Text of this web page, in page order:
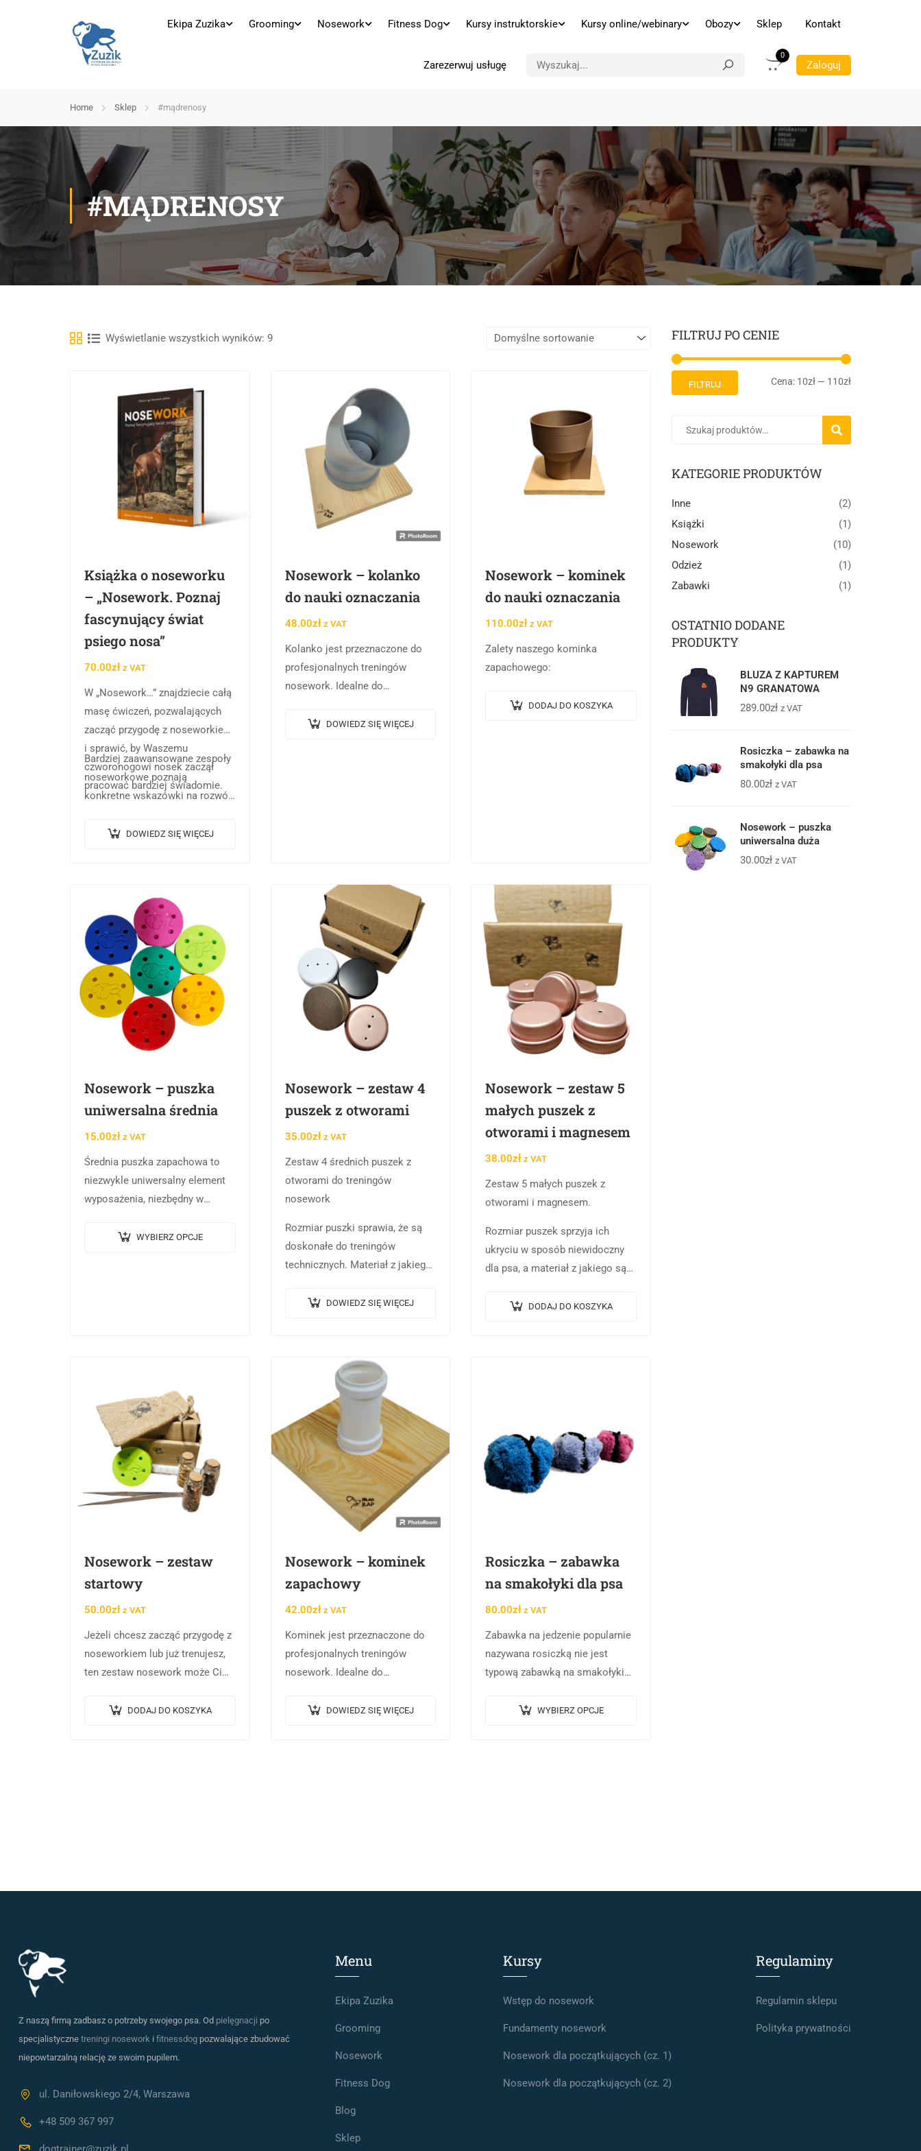
Ekipa Zuzika Grooming Nosework Fitness Dog Kursy instruktorskie Kursy online/webinary Obozy Sklep Kontakt
Zarezerwuj usługę
0
Zaloguj
Home Sklep #mądrenosy
#MĄDRENOSY
Wyświetlanie wszystkich wyników: 9
Książka o noseworku
– „Nosework. Poznaj
fascynujący świat
psiego nosa”
70.00zł z VAT
W „Nosework…” znajdziecie całą
masę ćwiczeń, pozwalających
zacząć przygodę z noseworkiem
i sprawić, by Waszemu
czworonogowi nosek zaczął
pracować bardziej świadomie.
Bardziej zaawansowane zespoły
noseworkowe poznają
konkretne wskazówki na rozwój
DOWIEDZ SIĘ WIĘCEJ
Nosework – kolanko
do nauki oznaczania
48.00zł z VAT
Kolanko jest przeznaczone do
profesjonalnych treningów
nosework. Idealne do
oraz ćwiczenia w domowym
DOWIEDZ SIĘ WIĘCEJ
Nosework – kominek
do nauki oznaczania
110.00zł z VAT
Zalety naszego kominka
zapachowego:
DODAJ DO KOSZYKA
Nosework – puszka
uniwersalna średnia
15.00zł z VAT
Średnia puszka zapachowa to
niezwykle uniwersalny element
wyposażenia, niezbędny w
noseworku. Doskonale
WYBIERZ OPCJE
Nosework – zestaw 4
puszek z otworami
35.00zł z VAT
Zestaw 4 średnich puszek z
otworami do treningów
nosework
Rozmiar puszki sprawia, że są
doskonałe do treningów
technicznych. Materiał z jakiego
podłoże przed pozostawieniem
DOWIEDZ SIĘ WIĘCEJ
Nosework – zestaw 5
małych puszek z
otworami i magnesem
38.00zł z VAT
Zestaw 5 małych puszek z
otworami i magnesem.
Rozmiar puszek sprzyja ich
ukryciu w sposób niewidoczny
dla psa, a materiał z jakiego są
przed pozostawieniem na nim…
DODAJ DO KOSZYKA
Nosework – zestaw
startowy
50.00zł z VAT
Jeżeli chcesz zacząć przygodę z
noseworkiem lub już trenujesz,
ten zestaw nosework może Ci
treningów nosework zawiera: –
DODAJ DO KOSZYKA
Nosework – kominek
zapachowy
42.00zł z VAT
Kominek jest przeznaczone do
profesjonalnych treningów
nosework. Idealne do
oraz ćwiczenia w domowym
DOWIEDZ SIĘ WIĘCEJ
Rosiczka – zabawka
na smakołyki dla psa
80.00zł z VAT
Zabawka na jedzenie popularnie
nazywana rosiczką nie jest
typową zabawką na smakołyki
wiele sposobów: – doskonale
WYBIERZ OPCJE
FILTRUJ PO CENIE
FILTRUJ Cena: 10zł — 110zł
SZUKAJ
KATEGORIE PRODUKTÓW
Inne
(2)
Książki
(1)
Nosework
(10)
Odzież
(1)
Zabawki
(1)
OSTATNIO DODANE
PRODUKTY
BLUZA Z KAPTUREM
N9 GRANATOWA
289.00zł z VAT
Rosiczka – zabawka na
smakołyki dla psa
80.00zł z VAT
Nosework – puszka
uniwersalna duża
30.00zł z VAT
Z naszą firmą zadbasz o potrzeby swojego psa. Od pielęgnacji po
specjalistyczne treningi nosework i fitnessdog pozwalające zbudować
niepowtarzalną relację ze swoim pupilem.
ul. Daniłowskiego 2/4, Warszawa
+48 509 367 997
Menu
Ekipa Zuzika
Grooming
Nosework
Fitness Dog
Blog
Sklep
Kursy
Wstęp do nosework
Fundamenty nosework
Nosework dla początkujących (cz. 1)
Nosework dla początkujących (cz. 2)
Regulaminy
Regulamin sklepu
Polityka prywatności